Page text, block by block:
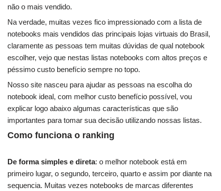
não o mais vendido.
Na verdade, muitas vezes fico impressionado com a lista de
notebooks mais vendidos das principais lojas virtuais do Brasil,
claramente as pessoas tem muitas dúvidas de qual notebook
escolher, vejo que nestas listas notebooks com altos preços e
péssimo custo benefício sempre no topo.
Nosso site nasceu para ajudar as pessoas na escolha do
notebook ideal, com melhor custo benefício possível, vou
explicar logo abaixo algumas características que são
importantes para tomar sua decisão utilizando nossas listas.
Como funciona o ranking
De forma simples e direta: o melhor notebook está em
primeiro lugar, o segundo, terceiro, quarto e assim por diante na
sequencia. Muitas vezes notebooks de marcas diferentes